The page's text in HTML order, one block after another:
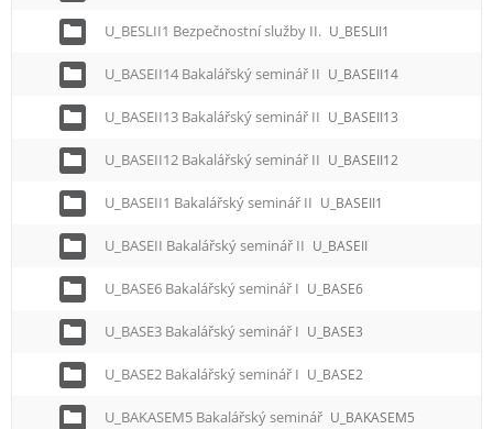
U_BESLII1 Bezpečnostní služby II. U_BESLII1
U_BASEII14 Bakalářský seminář II U_BASEII14
U_BASEII13 Bakalářský seminář II U_BASEII13
U_BASEII12 Bakalářský seminář II U_BASEII12
U_BASEII1 Bakalářský seminář II U_BASEII1
U_BASEII Bakalářský seminář II U_BASEII
U_BASE6 Bakalářský seminář I U_BASE6
U_BASE3 Bakalářský seminář I U_BASE3
U_BASE2 Bakalářský seminář I U_BASE2
U_BAKASEM5 Bakalářský seminář U_BAKASEM5